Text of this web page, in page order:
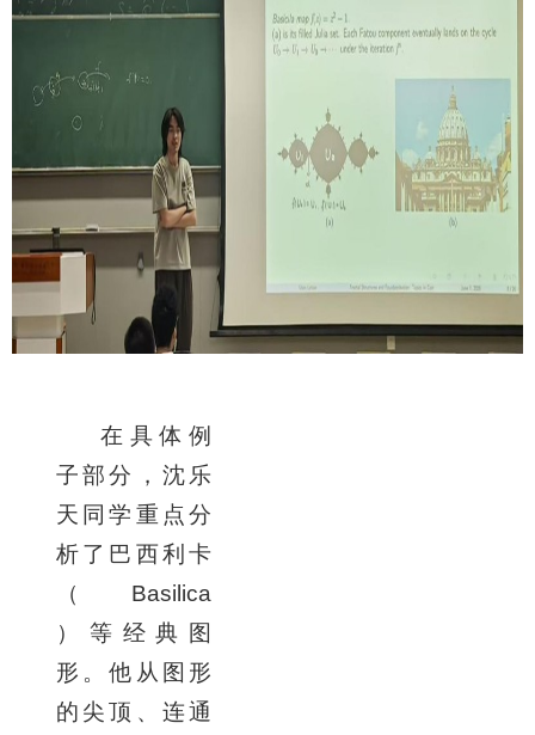
在具体例
子部分，沈乐
天同学重点分
析了巴西利卡
（
Basilica
）等经典图
形。他从图形
的尖顶、连通